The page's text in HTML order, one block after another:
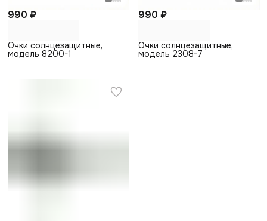
990 ₽
Очки солнцезащитные,
модель 8200-1
990 ₽
Очки солнцезащитные,
модель 2308-7